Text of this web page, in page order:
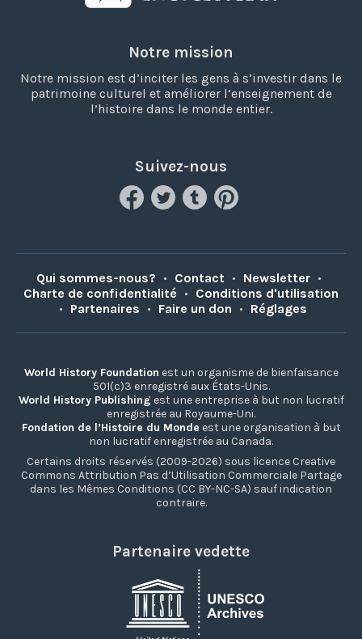
Notre mission
Notre mission est d’inciter les gens à s’investir dans le
patrimoine culturel et améliorer l’enseignement de
l’histoire dans le monde entier.
Suivez-nous
Qui sommes-nous? • Contact • Newsletter •
Charte de confidentialité • Conditions d'utilisation
• Partenaires • Faire un don • Réglages
World History Foundation est un organisme de bienfaisance
501(c)3 enregistré aux États-Unis.
World History Publishing est une entreprise à but non lucratif
enregistrée au Royaume-Uni.
Fondation de l’Histoire du Monde est une organisation à but
non lucratif enregistrée au Canada.
Certains droits réservés (2009-2026) sous licence Creative
Commons Attribution Pas d’Utilisation Commerciale Partage
dans les Mêmes Conditions (CC BY-NC-SA) sauf indication
contraire.
Partenaire vedette